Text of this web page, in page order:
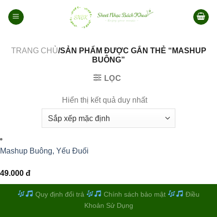
qua
TRANG CHỦ/SẢN PHẨM ĐƯỢC GẮN THẺ “MASHUP
BUÔNG”
LỌC
Hiển thị kết quả duy nhất
Mashup Buông, Yếu Đuối
49.000 đ
Quy định đổi trả Chính sách bảo mật
Điều
Khoản Sử Dụng